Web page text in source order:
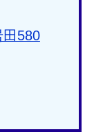
580